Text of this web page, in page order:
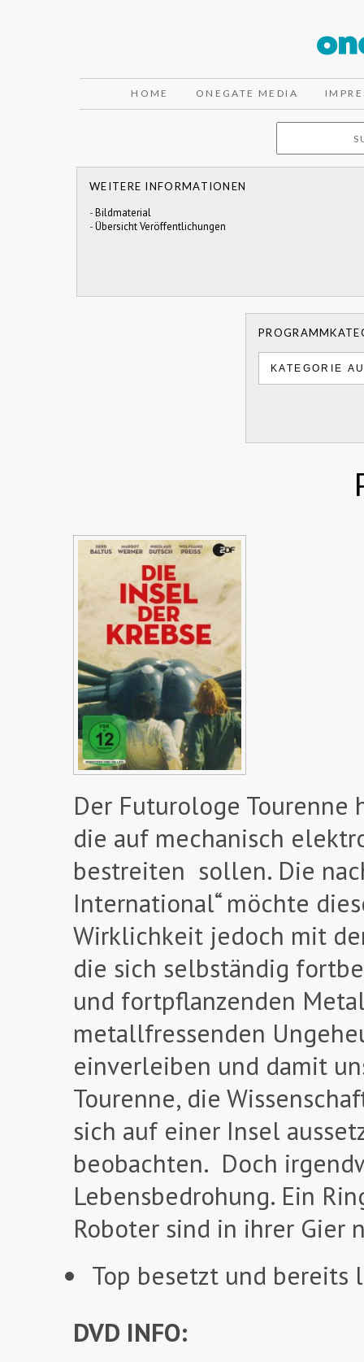
HOME ONEGATE MEDIA
WEITERE INFORMATIONEN
-Bildmaterial
-Übersicht Veröffentlichungen
Der Futurologe
die auf mechanisch
bestreiten sollen. Die
International“ möchte
Wirklichkeit jedoch mit
die sich selbständig
und fortpflanzenden
metallfressenden
einverleiben und damit
Tourenne, die
sich auf einer Insel
beobachten. Doch
Lebensbedrohung. Ein
Roboter sind in ihrer
Top besetzt und bereits
DVD INFO: